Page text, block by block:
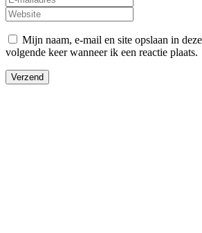
Mijn naam, e-mail en site opslaan in
volgende keer wanneer ik een reactie plaats.